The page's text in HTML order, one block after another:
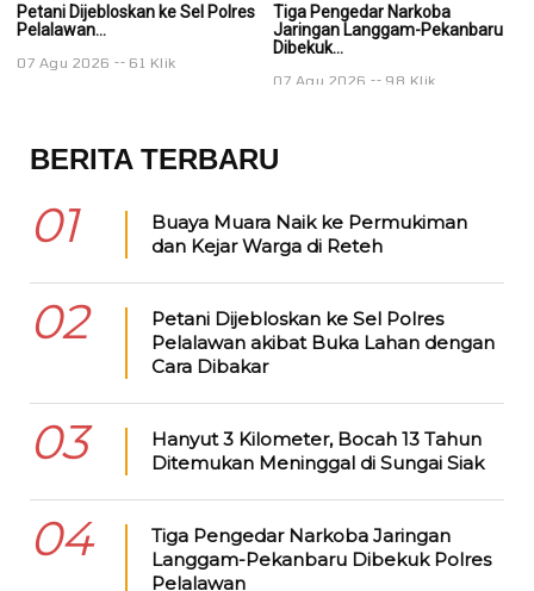
Petani Dijebloskan ke Sel Polres
Pelalawan...
07 Agu 2026 61 Klik
Tiga Pengedar Narkoba
Jaringan Langgam-Pekanbaru
Dibekuk...
07 Agu 2026 98 Klik
BERITA TERBARU
01
Buaya Muara Naik ke Permukiman
dan Kejar Warga di Reteh
02
Petani Dijebloskan ke Sel Polres
Pelalawan akibat Buka Lahan dengan
Cara Dibakar
03
Hanyut 3 Kilometer, Bocah 13 Tahun
Ditemukan Meninggal di Sungai Siak
04
Tiga Pengedar Narkoba Jaringan
Langgam-Pekanbaru Dibekuk Polres
Pelalawan